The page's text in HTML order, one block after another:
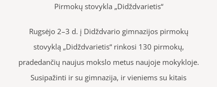
Pirmokų stovykla „Didždvarietis“
Rugsėjo 2–3 d. į Didždvario gimnazijos pirmokų
stovyklą „Didždvarietis“ rinkosi 130 pirmokų,
pradedančių naujus mokslo metus naujoje mokykloje.
Susipažinti ir su gimnazija, ir vieniems su kitais